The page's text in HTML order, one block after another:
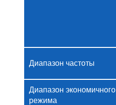
Диапазон частоты
Диапазон экономичного
режима